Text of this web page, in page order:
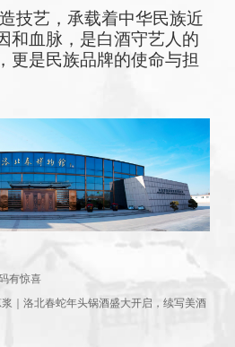
技艺，承载着中华民族近
和血脉，是白酒守艺人的
更是民族品牌的使命与担
有惊喜
｜洛北春蛇年头锅酒盛大开启，续写美酒